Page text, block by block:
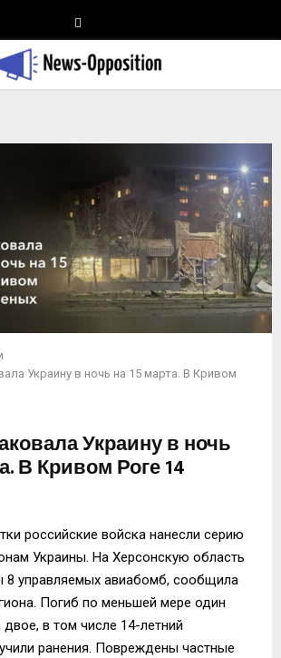
Украину в ночь на 15 марта. В Кривом
Украину в ночь
В Кривом Роге 14
российские войска нанесли серию
Украины. На Херсонскую область
управляемых авиабомб, сообщила
Погиб по меньшей мере один
в том числе 14-летний
ранения. Повреждены частные